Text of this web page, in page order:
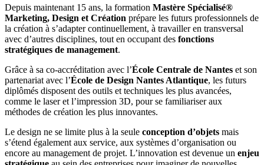
Depuis maintenant 15 ans, la formation Mastère Spécialisé®
Marketing, Design et Création prépare les futurs professionnels de
la création à s’adapter continuellement, à travailler en transversal
avec d’autres disciplines, tout en occupant des fonctions
stratégiques de management.
Grâce à sa co-accréditation avec l’École Centrale de Nantes et son
partenariat avec l’École de Design Nantes Atlantique, les futurs
diplômés disposent des outils et techniques les plus avancées,
comme le laser et l’impression 3D, pour se familiariser aux
méthodes de création les plus innovantes.
Le design ne se limite plus à la seule conception d’objets mais
s’étend également aux service, aux systèmes d’organisation ou
encore au management de projet. L’innovation est devenue un enjeu